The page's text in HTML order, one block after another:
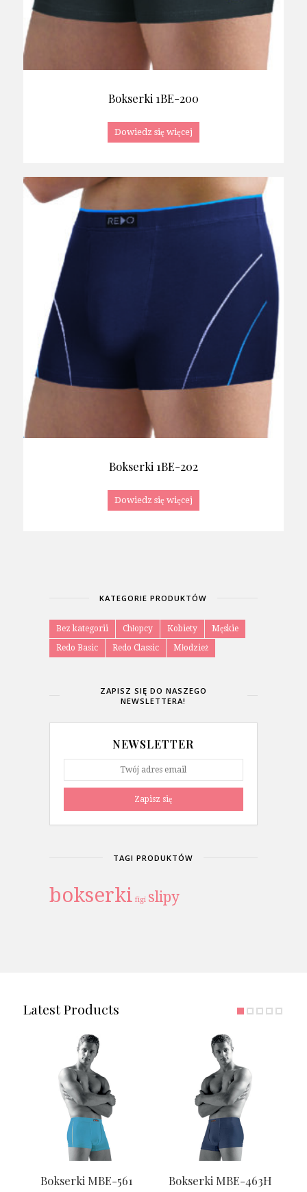
Bokserki 1BE-200
Dowiedz się więcej
Bokserki 1BE-202
Dowiedz się więcej
KATEGORIE PRODUKTÓW
Bez kategorii Chłopcy Kobiety
Męskie
Redo Basic
Redo Classic Młodzież
ZAPISZ SIĘ DO NASZEGO
NEWSLETTERA!
NEWSLETTER
Zapisz się
TAGI PRODUKTÓW
bokserki figi slipy
Latest Products
Bokserki MBE-561 Bokserki MBE-463H